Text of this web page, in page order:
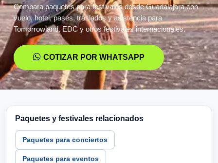
Compara paquetes para festivales desde Guadalajara con
vuelo, hotel, pases, traslados y asistencia para
Tomorrowland, EDC y otros festivales internacionales.
COTIZAR POR WHATSAPP
Paquetes y festivales relacionados
Paquetes para conciertos
Paquetes para eventos